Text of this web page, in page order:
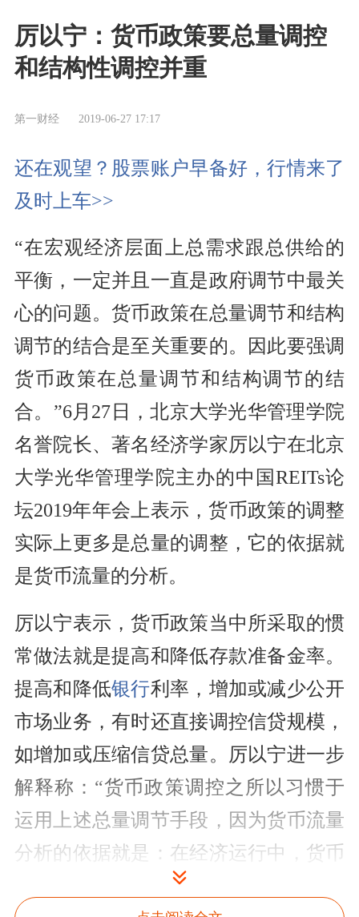
厉以宁：货币政策要总量调控
和结构性调控并重
第一财经 2019-06-27 17:17
还在观望？股票账户早备好，行情来了
及时上车>>
“在宏观经济层面上总需求跟总供给的
平衡，一定并且一直是政府调节中最关
心的问题。货币政策在总量调节和结构
调节的结合是至关重要的。因此要强调
货币政策在总量调节和结构调节的结
合。”6月27日，北京大学光华管理学院
名誉院长、著名经济学家厉以宁在北京
大学光华管理学院主办的中国REITs论
坛2019年年会上表示，货币政策的调整
实际上更多是总量的调整，它的依据就
是货币流量的分析。
厉以宁表示，货币政策当中所采取的惯
常做法就是提高和降低存款准备金率。
提高和降低银行利率 ，增加或减少公开
市场业务，有时还直接调控信贷规模，
如增加或压缩信贷总量。厉以宁进一步
解释称：“货币政策调控之所以习惯于
运用上述总量调节手段，因为货币流量
分析的依据就是：在经济运行中，货币
流量的多和少，增与减，将直接影响总